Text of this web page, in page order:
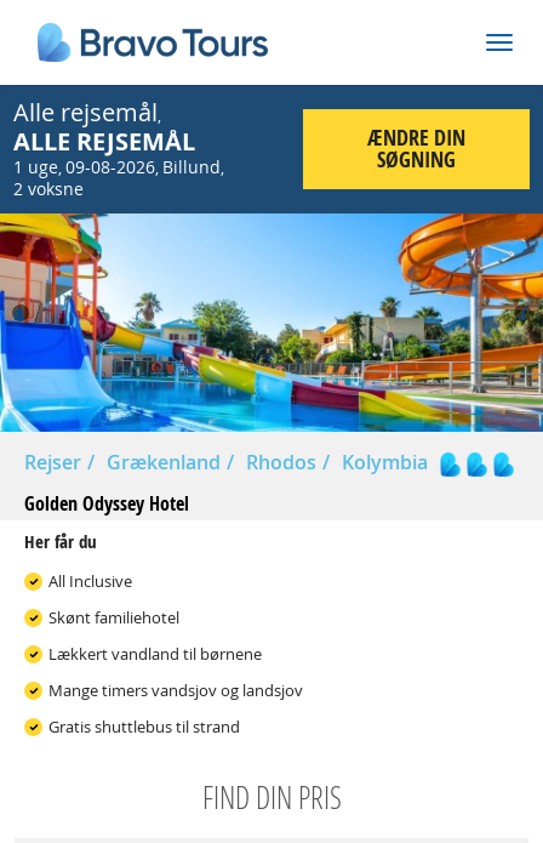
Alle rejsemål,
ALLE REJSEMÅL
1 uge,09-08-2026, Billund,
2 voksne
ÆNDRE DIN
SØGNING
Prev
Rejser Grækenland Rhodos
Kolymbia
Golden Odyssey Hotel
Her får du
All Inclusive
Skønt familiehotel
Lækkert vandland til børnene
Mange timers vandsjov og landsjov
Gratis shuttlebus til strand
FIND DIN PRIS